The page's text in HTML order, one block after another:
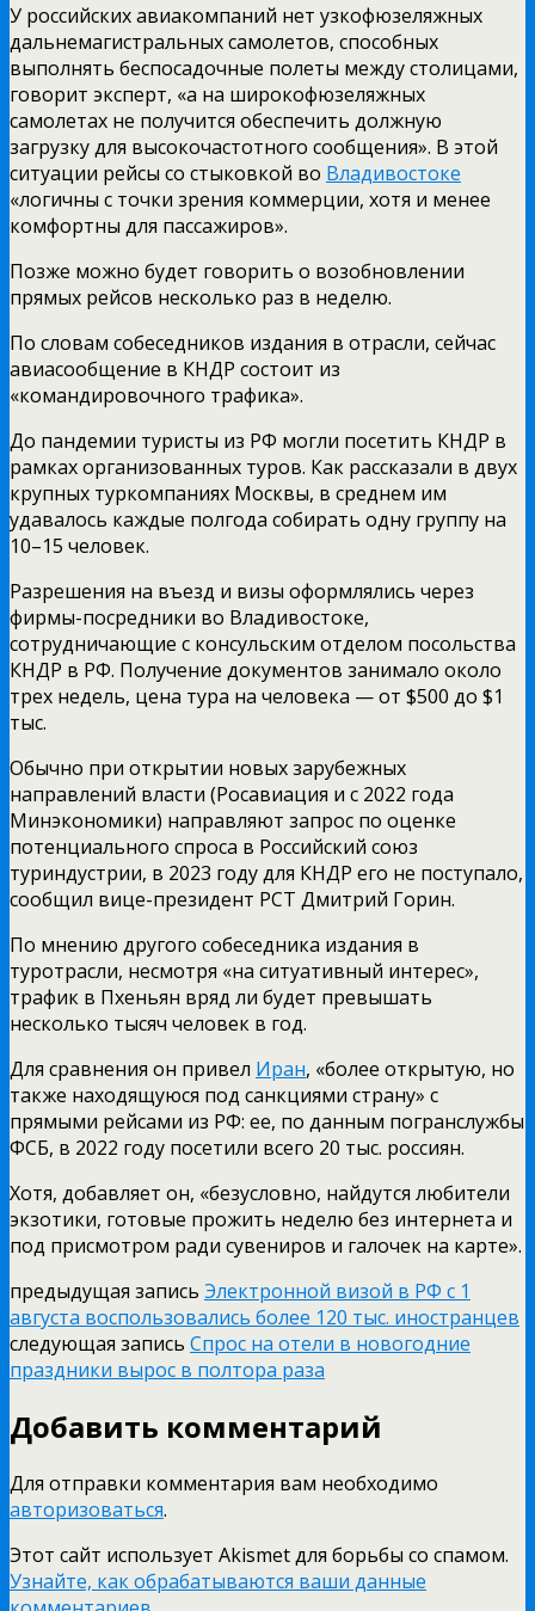
У российских авиакомпаний нет узкофюзеляжных
дальнемагистральных самолетов, способных
выполнять беспосадочные полеты между столицами,
говорит эксперт, «а на широкофюзеляжных
самолетах не получится обеспечить должную
загрузку для высокочастотного сообщения». В этой
ситуации рейсы со стыковкой во Владивостоке
«логичны с точки зрения коммерции, хотя и менее
комфортны для пассажиров».
Позже можно будет говорить о возобновлении
прямых рейсов несколько раз в неделю.
По словам собеседников издания в отрасли, сейчас
авиасообщение в КНДР состоит из
«командировочного трафика».
До пандемии туристы из РФ могли посетить КНДР в
рамках организованных туров. Как рассказали в двух
крупных туркомпаниях Москвы, в среднем им
удавалось каждые полгода собирать одну группу на
10–15 человек.
Разрешения на въезд и визы оформлялись через
фирмы-посредники во Владивостоке,
сотрудничающие с консульским отделом посольства
КНДР в РФ. Получение документов занимало около
трех недель, цена тура на человека — от $500 до $1
тыс.
Обычно при открытии новых зарубежных
направлений власти (Росавиация и с 2022 года
Минэкономики) направляют запрос по оценке
потенциального спроса в Российский союз
туриндустрии, в 2023 году для КНДР его не поступало,
сообщил вице-президент РСТ Дмитрий Горин.
По мнению другого собеседника издания в
туротрасли, несмотря «на ситуативный интерес»,
трафик в Пхеньян вряд ли будет превышать
несколько тысяч человек в год.
Для сравнения он привел Иран, «более открытую, но
также находящуюся под санкциями страну» с
прямыми рейсами из РФ: ее, по данным погранслужбы
ФСБ, в 2022 году посетили всего 20 тыс. россиян.
Хотя, добавляет он, «безусловно, найдутся любители
экзотики, готовые прожить неделю без интернета и
под присмотром ради сувениров и галочек на карте».
предыдущая запись Электронной визой в РФ с 1
августа воспользовались более 120 тыс. иностранцев
следующая запись Спрос на отели в новогодние
праздники вырос в полтора раза
Добавить комментарий
Для отправки комментария вам необходимо
авторизоваться.
Этот сайт использует Akismet для борьбы со спамом.
Узнайте, как обрабатываются ваши данные